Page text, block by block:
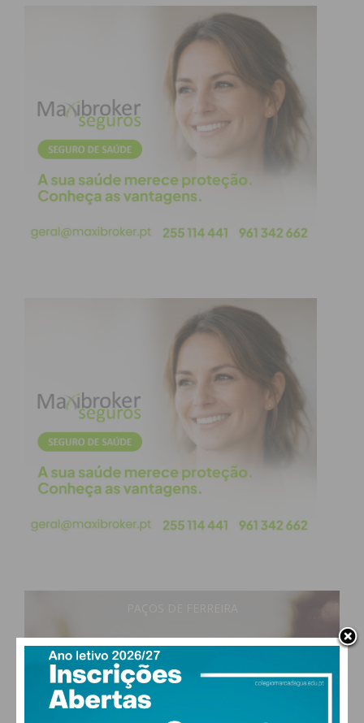
28°
clear sky
vento: 5m/s O
MAX 28 • MIN 27